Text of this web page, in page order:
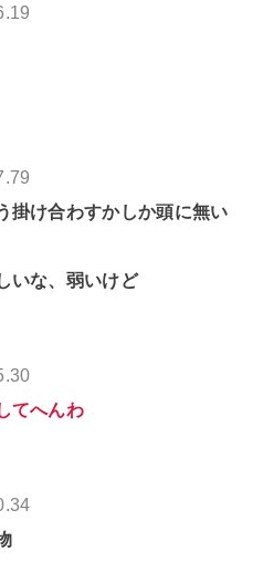
掛け合わすかしか頭に無い
いな、弱いけど
てへんわ